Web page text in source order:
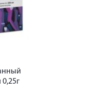
0,25г